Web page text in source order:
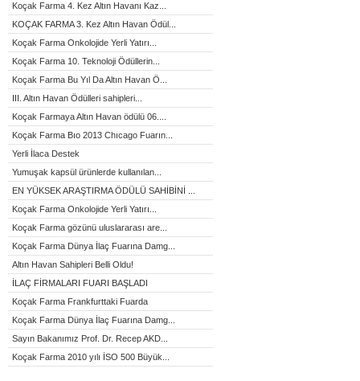
Koçak Farma 4. Kez Altın Havanı Kaz...
KOÇAK FARMA 3. Kez Altın Havan Ödül...
Koçak Farma Onkolojide Yerli Yatırı...
Koçak Farma 10. Teknoloji Ödüllerin...
Koçak Farma Bu Yıl Da Altın Havan Ö...
III. Altın Havan Ödülleri sahipleri...
Koçak Farmaya Altın Havan ödülü 06....
Koçak Farma Bıo 2013 Chıcago Fuarın...
Yerli İlaca Destek
Yumuşak kapsül ürünlerde kullanılan...
EN YÜKSEK ARAŞTIRMA ÖDÜLÜ SAHİBİNİ ...
Koçak Farma Onkolojide Yerli Yatırı...
Koçak Farma gözünü uluslararası are...
Koçak Farma Dünya İlaç Fuarına Damg...
Altın Havan Sahipleri Belli Oldu!
İLAÇ FİRMALARI FUARI BAŞLADI
Koçak Farma Frankfurttaki Fuarda
Koçak Farma Dünya İlaç Fuarına Damg...
Sayın Bakanımız Prof. Dr. Recep AKD...
Koçak Farma 2010 yılı İSO 500 Büyük...